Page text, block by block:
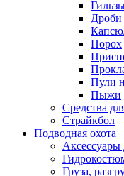
Дроби
Порох
Пули
Пыжи
Средства
Страйкбол
Подводная охота
Аксессуары
Груза,